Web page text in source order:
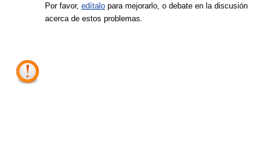
Por favor, edítalo para mejorarlo, o debate en la discusión
acerca de estos problemas.